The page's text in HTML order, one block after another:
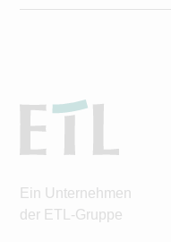
Ein Unternehmen
der ETL-Gruppe